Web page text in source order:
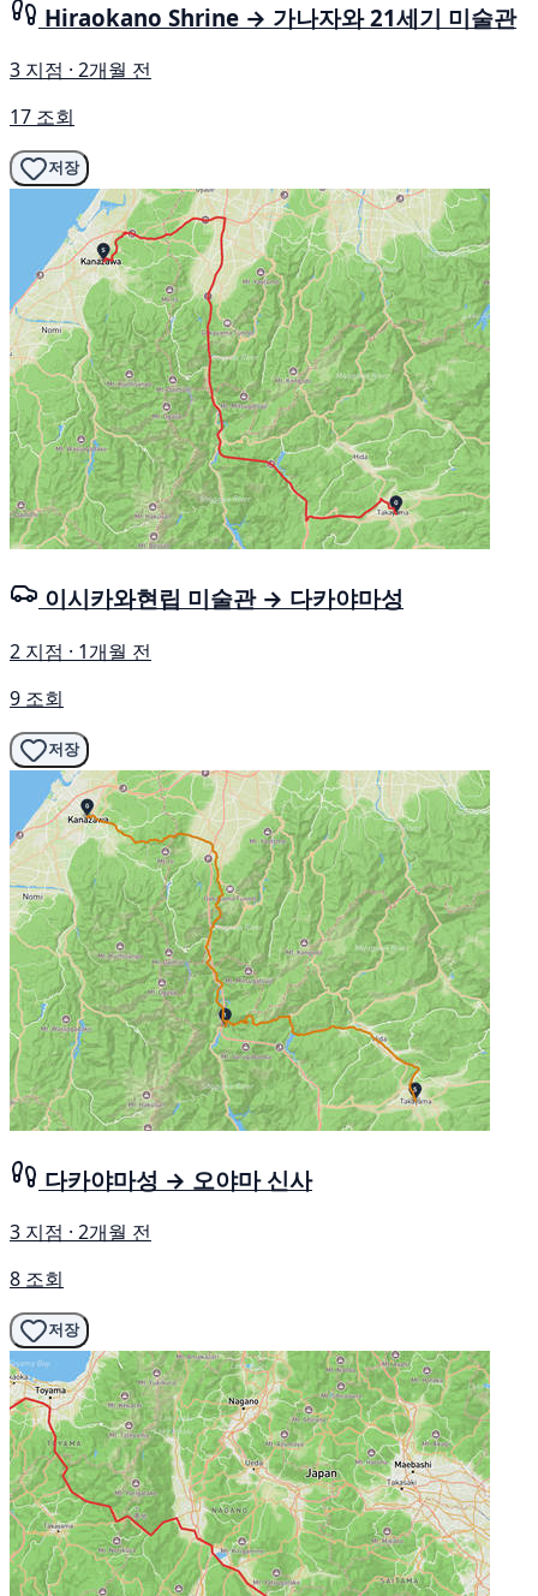
Hiraokano Shrine → 가나자와 21세기 미술관
3 지점 · 2개월 전
17 조회
저장
이시카와현립 미술관 → 다카야마성
2 지점 · 1개월 전
9 조회
저장
다카야마성 → 오야마 신사
3 지점 · 2개월 전
8 조회
저장